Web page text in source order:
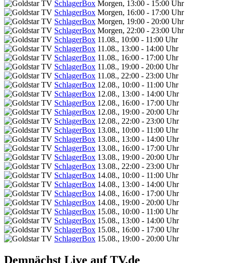
SchlagerBox Morgen, 13:00 - 15:00 Uhr
SchlagerBox Morgen, 16:00 - 17:00 Uhr
SchlagerBox Morgen, 19:00 - 20:00 Uhr
SchlagerBox Morgen, 22:00 - 23:00 Uhr
SchlagerBox 11.08., 10:00 - 11:00 Uhr
SchlagerBox 11.08., 13:00 - 14:00 Uhr
SchlagerBox 11.08., 16:00 - 17:00 Uhr
SchlagerBox 11.08., 19:00 - 20:00 Uhr
SchlagerBox 11.08., 22:00 - 23:00 Uhr
SchlagerBox 12.08., 10:00 - 11:00 Uhr
SchlagerBox 12.08., 13:00 - 14:00 Uhr
SchlagerBox 12.08., 16:00 - 17:00 Uhr
SchlagerBox 12.08., 19:00 - 20:00 Uhr
SchlagerBox 12.08., 22:00 - 23:00 Uhr
SchlagerBox 13.08., 10:00 - 11:00 Uhr
SchlagerBox 13.08., 13:00 - 14:00 Uhr
SchlagerBox 13.08., 16:00 - 17:00 Uhr
SchlagerBox 13.08., 19:00 - 20:00 Uhr
SchlagerBox 13.08., 22:00 - 23:00 Uhr
SchlagerBox 14.08., 10:00 - 11:00 Uhr
SchlagerBox 14.08., 13:00 - 14:00 Uhr
SchlagerBox 14.08., 16:00 - 17:00 Uhr
SchlagerBox 14.08., 19:00 - 20:00 Uhr
SchlagerBox 15.08., 10:00 - 11:00 Uhr
SchlagerBox 15.08., 13:00 - 14:00 Uhr
SchlagerBox 15.08., 16:00 - 17:00 Uhr
SchlagerBox 15.08., 19:00 - 20:00 Uhr
Demnächst Live auf TV.de